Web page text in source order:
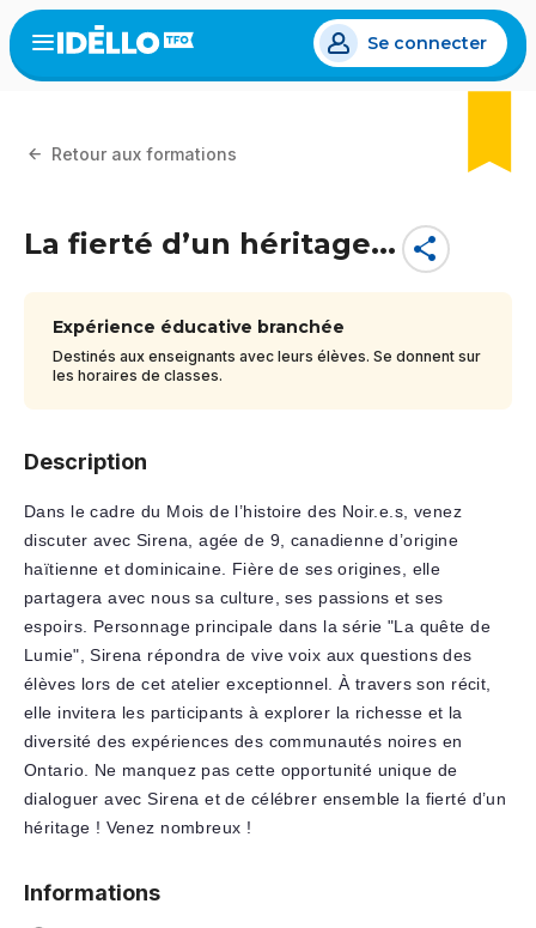
Aller
au
contenu
Open
menu
Se connecter
Retour aux formations
La fierté d’un héritage... share
Expérience éducative branchée
Destinés aux enseignants avec leurs élèves. Se donnent sur
les horaires de classes.
Description
Dans le cadre du Mois de l’histoire des Noir.e.s, venez
discuter avec Sirena, agée de 9, canadienne d’origine
haïtienne et dominicaine. Fière de ses origines, elle
partagera avec nous sa culture, ses passions et ses
espoirs. Personnage principale dans la série "La quête de
Lumie", Sirena répondra de vive voix aux questions des
élèves lors de cet atelier exceptionnel. À travers son récit,
elle invitera les participants à explorer la richesse et la
diversité des expériences des communautés noires en
Ontario. Ne manquez pas cette opportunité unique de
dialoguer avec Sirena et de célébrer ensemble la fierté d’un
héritage ! Venez nombreux !
Informations